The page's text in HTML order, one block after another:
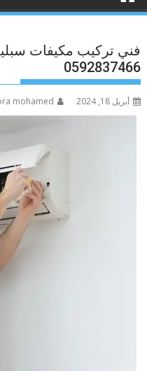
فني تركيب مكيفات
0592837466
أبريل 18, 2024 mohamed